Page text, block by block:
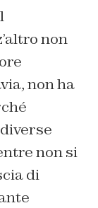
non
non ha
non si
di